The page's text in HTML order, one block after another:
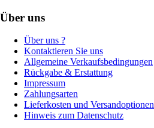
Über uns
Über uns ?
Kontaktieren Sie uns
Allgemeine Verkaufsbedingungen
Rückgabe & Erstattung
Impressum
Zahlungsarten
Lieferkosten und Versandoptionen
Hinweis zum Datenschutz